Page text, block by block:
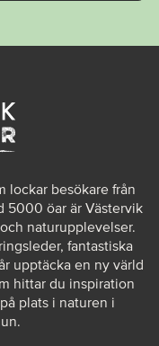
lockar besökare från
5000 öar är Västervik
naturupplevelser.
fantastiska
upptäcka en ny värld
hittar du inspiration
plats i naturen i